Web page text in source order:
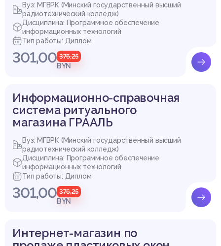
Вуз: МГВРК (Минский государственный высший
радиотехнический колледж)
Дисциплина: Программное обеспечение
информационных технологий
Тип работы: Диплом
301,00 376,25
BYN
Информационно-справочная
система ритуального
магазина ГРААЛЬ
Вуз: МГВРК (Минский государственный высший
радиотехнический колледж)
Дисциплина: Программное обеспечение
информационных технологий
Тип работы: Диплом
301,00 376,25
BYN
Интернет-магазин по